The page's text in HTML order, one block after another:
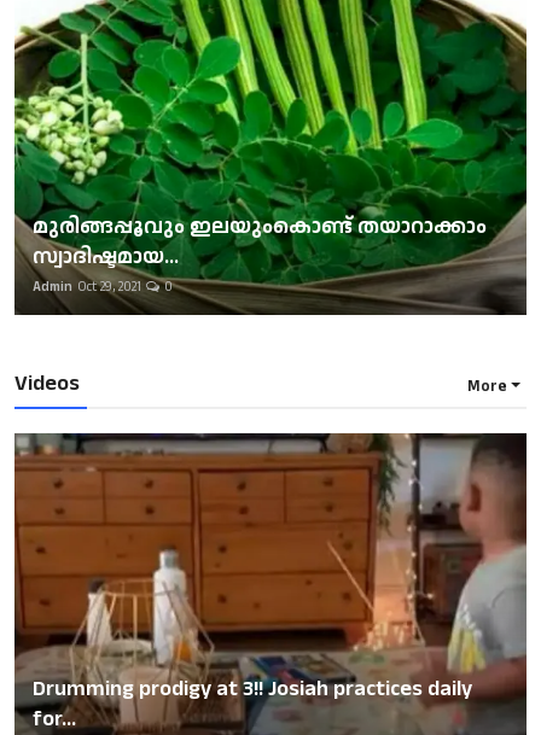
മുരിങ്ങപ്പൂവും ഇലയുംകൊണ്ട് തയാറാക്കാം
സ്വാദിഷ്ടമായ...
Admin Oct 29, 2021 0
Videos More
Drumming prodigy at 3!! Josiah practices daily
for...